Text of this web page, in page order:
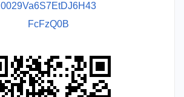
0029Va6S7EtDJ6H43
FcFzQ0B